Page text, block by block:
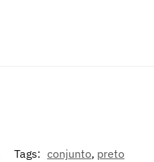
Tags: conjunto, preto